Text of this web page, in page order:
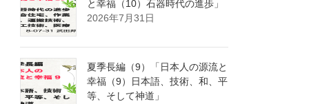
と幸福（10）石器時代の進歩」
2026年7月31日
夏季長編（9）「日本人の源流と
幸福（9）日本語、技術、和、平
等、そして神道」